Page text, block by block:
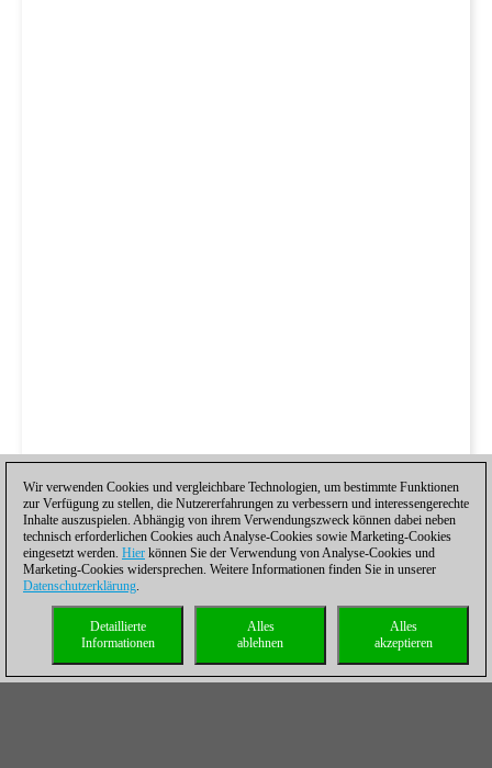
Wir verwenden Cookies und vergleichbare Technologien, um bestimmte Funktionen
zur Verfügung zu stellen, die Nutzererfahrungen zu verbessern und interessengerechte
Inhalte auszuspielen. Abhängig von ihrem Verwendungszweck können dabei neben
technisch erforderlichen Cookies auch Analyse-Cookies sowie Marketing-Cookies
eingesetzt werden. Hier können Sie der Verwendung von Analyse-Cookies und
Marketing-Cookies widersprechen. Weitere Informationen finden Sie in unserer
Datenschutzerklärung.
Alles
akzeptieren
Alles
ablehnen
Detaillierte
Informationen